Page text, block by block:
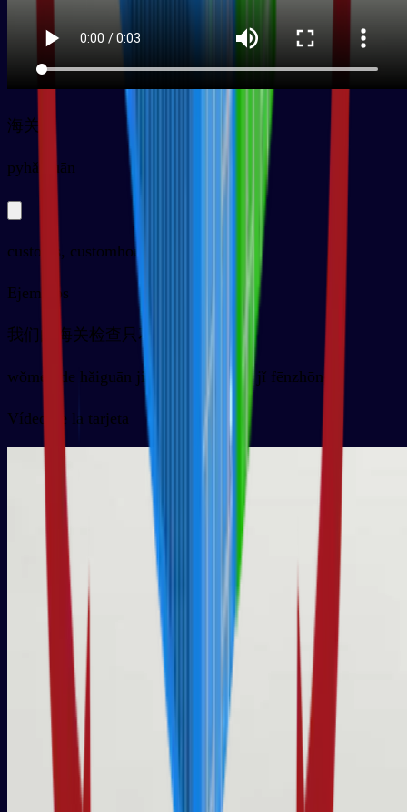
海关
pyhǎiguān
customs, customhouse
Ejemplos
我们的海关检查只花了几分钟
wǒmen de hǎiguān jiǎnchá zhǐ huā le jǐ fēnzhōng
Vídeo de la tarjeta